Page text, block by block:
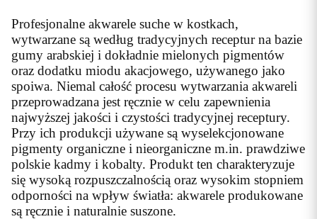
Profesjonalne akwarele suche w kostkach,
wytwarzane są według tradycyjnych receptur na bazie
gumy arabskiej i dokładnie mielonych pigmentów
oraz dodatku miodu akacjowego, używanego jako
spoiwa. Niemal całość procesu wytwarzania akwareli
przeprowadzana jest ręcznie w celu zapewnienia
najwyższej jakości i czystości tradycyjnej receptury.
Przy ich produkcji używane są wyselekcjonowane
pigmenty organiczne i nieorganiczne m.in. prawdziwe
polskie kadmy i kobalty. Produkt ten charakteryzuje
się wysoką rozpuszczalnością oraz wysokim stopniem
odporności na wpływ światła: akwarele produkowane
są ręcznie i naturalnie suszone.